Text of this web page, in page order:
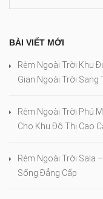
BÀI VIẾT MỚI
Rèm Ngoài Trời Khu
Gian Ngoài Trời Sang
Rèm Ngoài Trời Phú
Cho Khu Đô Thị Cao
Rèm Ngoài Trời Sala
Sống Đẳng Cấp